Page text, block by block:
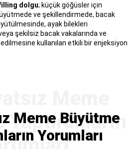
dolgu; küçük göğüsler için
ve şekillendirmede, bacak
ayak bilekleri
şekilsiz bacak vakalarında ve
kullanılan etkili bir enjeksiyon
Meme Büyütme
Yorumları